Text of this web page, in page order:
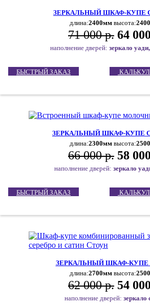
ЗЕРКАЛЬНЫЙ ШКАФ-КУПЕ
длина:2400мм высота:
71 000 р. 64 000
наполнение дверей: зеркало
БЫСТРЫЙ ЗАКАЗ
ЗЕРКАЛЬНЫЙ ШКАФ-КУПЕ
длина:2300мм высота:
66 000 р. 58 000
наполнение дверей: зеркало
БЫСТРЫЙ ЗАКАЗ
ЗЕРКАЛЬНЫЙ ШКАФ-КУПЕ
длина:2700мм высота:
62 000 р. 54 000
наполнение дверей: зеркало